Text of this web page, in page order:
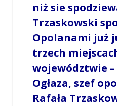
niż sie
Trzaskowski
Opolanami już
trzech
województwie –
Ogłaza, szef
Rafała